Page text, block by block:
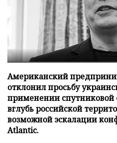
Американский
отклонил просьбу
применении спутниковой
вглубь российской
возможной эскалации
Atlantic.